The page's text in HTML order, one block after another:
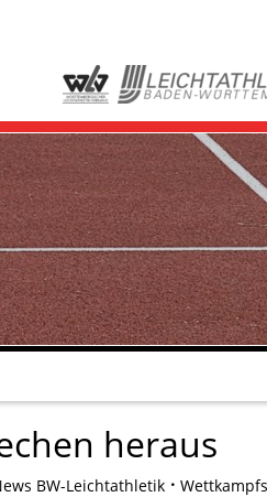
heraus
BW-Leichtathletik